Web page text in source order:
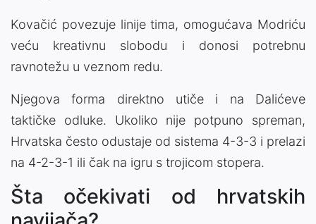
Kovačić povezuje linije tima, omogućava Modriću
veću kreativnu slobodu i donosi potrebnu
ravnotežu u veznom redu.
Njegova forma direktno utiče i na Dalićeve
taktičke odluke. Ukoliko nije potpuno spreman,
Hrvatska često odustaje od sistema 4-3-3 i prelazi
na 4-2-3-1 ili čak na igru s trojicom stopera.
Šta očekivati od hrvatskih